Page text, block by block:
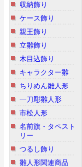
収納飾り
ケース飾り
親王飾り
立雛飾り
木目込飾り
キャラクター雛
ちりめん雛人形
一刀彫雛人形
市松人形
名前旗・タペスト
リー
つるし飾り
雛人形関連商品